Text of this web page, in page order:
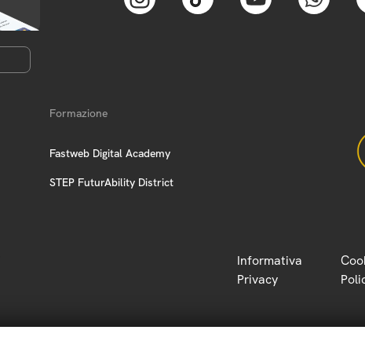
Formazione
Fastweb Digital Academy
STEP FuturAbility District
Informativa
Privacy